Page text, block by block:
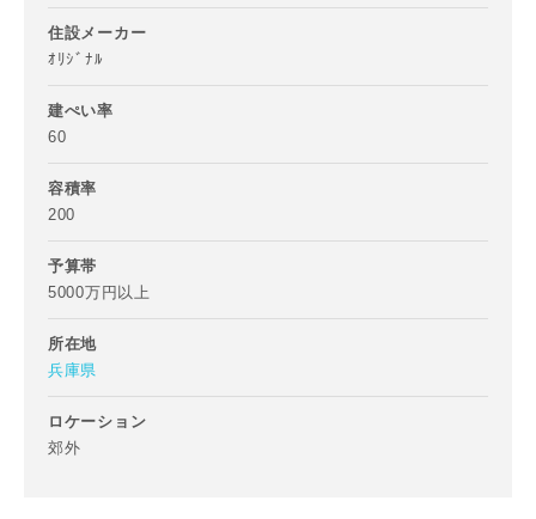
住設メーカー
ｵﾘｼﾞﾅﾙ
建ぺい率
60
容積率
200
予算帯
5000万円以上
所在地
兵庫県
ロケーション
郊外
ご住所
郵便番号
都道府県
町名